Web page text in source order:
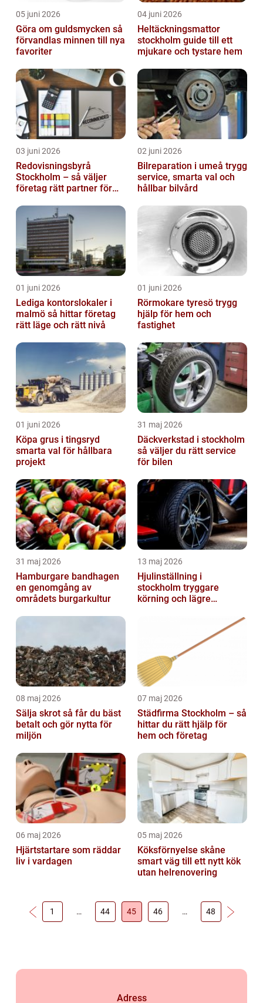
05 juni 2026
Göra om guldsmycken så
förvandlas minnen till nya
favoriter
04 juni 2026
Heltäckningsmattor
stockholm guide till ett
mjukare och tystare hem
03 juni 2026
Redovisningsbyrå
Stockholm – så väljer
företag rätt partner för
02 juni 2026
Bilreparation i umeå trygg
service, smarta val och
hållbar bilvård
01 juni 2026
Lediga kontorslokaler i
malmö så hittar företag
rätt läge och rätt nivå
01 juni 2026
Rörmokare tyresö trygg
hjälp för hem och
fastighet
01 juni 2026
Köpa grus i tingsryd
smarta val för hållbara
projekt
31 maj 2026
Däckverkstad i stockholm
så väljer du rätt service
för bilen
31 maj 2026
Hamburgare bandhagen
en genomgång av
områdets burgarkultur
13 maj 2026
Hjulinställning i
stockholm tryggare
körning och lägre
08 maj 2026
Sälja skrot så får du bäst
betalt och gör nytta för
miljön
07 maj 2026
Städfirma Stockholm – så
hittar du rätt hjälp för
hem och företag
06 maj 2026
Hjärtstartare som räddar
liv i vardagen
05 maj 2026
Köksförnyelse skåne
smart väg till ett nytt kök
utan helrenovering
1 … 44 45 46 … 48
Adress